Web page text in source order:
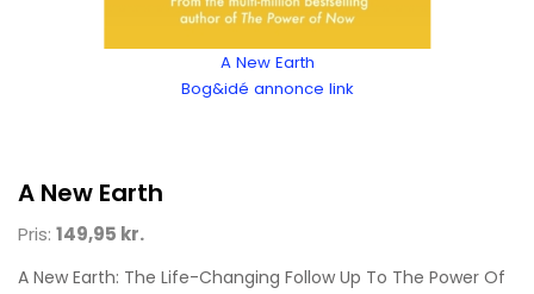
A New Earth
Bog&idé annonce link
A New Earth
Pris: 149,95 kr.
A New Earth: The Life-Changing Follow Up To The Power Of